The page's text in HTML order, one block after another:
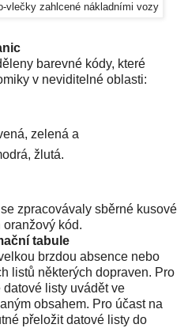
vlečky zahlcené nákladními vozy
barevné kódy, které
v neviditelné oblasti:
zelená a
žlutá.
zpracovávaly sběrné kusové
kód.
tabule
brzdou absence nebo
listů některých dopraven. Pro
listy uvádět ve
obsahem. Pro účast na
přeložit datové listy do